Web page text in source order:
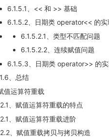
6.1.5.1、<< 和 >> 基础
6.1.5.2、日期类 operator<< 的实
6.1.5.2.1、类型不匹配问题
6.1.5.2.2、连续赋值问题
6.1.5.3、日期类 operator>> 的
、总结
值运算符重载
、赋值运算符重载的特点
、赋值运算符重载进阶
、赋值重载拷贝与拷贝构造